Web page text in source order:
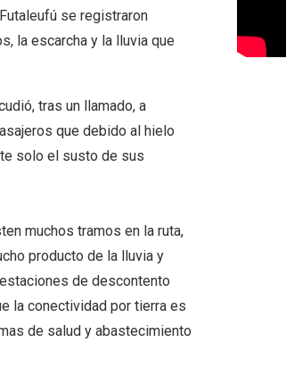
se registraron
la escarcha y la lluvia que
tras un llamado, a
que debido al hielo
solo el susto de sus
muchos tramos en la ruta,
producto de la lluvia y
de descontento
la conectividad por tierra es
de salud y abastecimiento